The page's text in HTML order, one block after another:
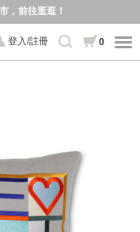
，前往逛逛！
登入/註冊 0